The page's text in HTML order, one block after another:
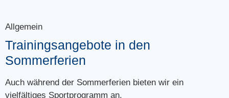
Allgemein
Trainingsangebote in den
Sommerferien
Auch während der Sommerferien bieten wir ein
vielfältiges Sportprogramm an.